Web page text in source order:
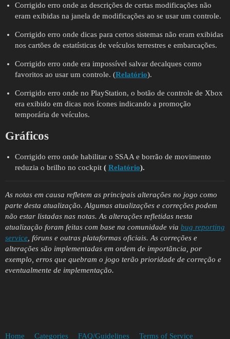
Corrigido erro onde as descrições de certas modificações não
eram exibidas na janela de modificações ao se usar um controle.
Corrigido erro onde dicas para certos sistemas não eram exibidas
nos cartões de estatísticas de veículos terrestres e embarcações.
Corrigido erro onde era impossível salvar decalques como
favoritos ao usar um controle. (Relatório).
Corrigido erro onde no PlayStation, o botão de controle de Xbox
era exibido em dicas nos ícones indicando a promoção
temporária de veículos.
Gráficos
Corrigido erro onde habilitar o SSAA e borrão de movimento
reduzia o brilho no cockpit ( Relatório).
As notas em causa refletem as principais alterações no jogo como
parte desta atualização. Algumas atualizações e correções podem
não estar listadas nas notas. As alterações refletidas nesta
atualização foram feitas com base na comunidade via bug reporting
service , fóruns e outras plataformas oficiais. As correções e
alterações são implementadas em ordem de importância, por
exemplo, erros que quebram o jogo terão prioridade de correção e
eventualmente de implementação.
Home Categories FAQ/Guidelines Terms of Service